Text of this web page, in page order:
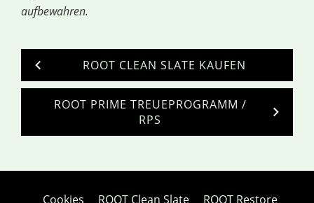
aufbewahren.
ROOT CLEAN SLATE KAUFEN
ROOT PRIME TREUEPROGRAMM /
RPS
Cookies ROOT Clean Slate
ROOT Restore